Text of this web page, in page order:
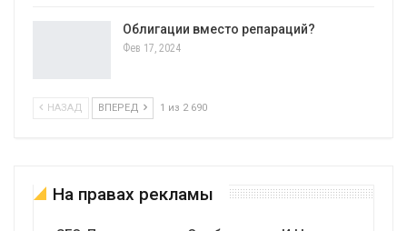
Облигации вместо репараций?
Фев 17, 2024
НАЗАД ВПЕРЕД 1 из 2 690
На правах рекламы